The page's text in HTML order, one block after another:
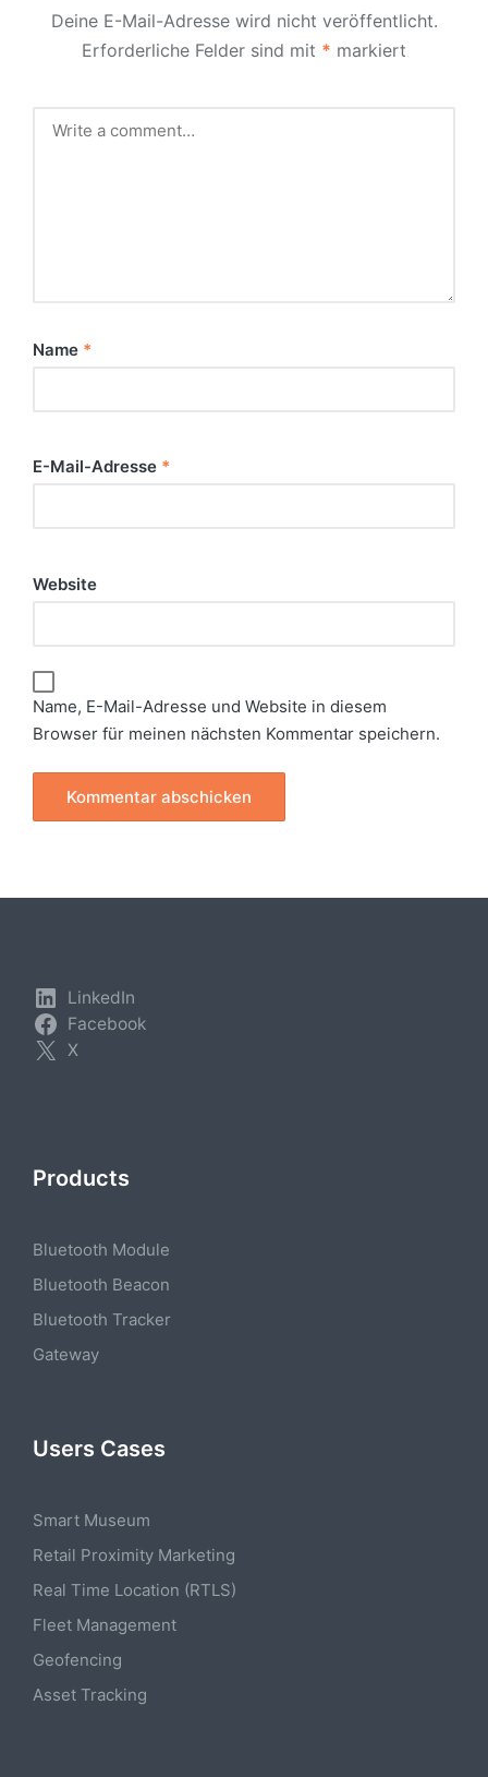
Deine E-Mail-Adresse wird nicht veröffentlicht.
Erforderliche Felder sind mit * markiert
Name *
E-Mail-Adresse *
Website
Name, E-Mail-Adresse und Website in diesem
Browser für meinen nächsten Kommentar speichern.
LinkedIn
Facebook
X
Products
Bluetooth Module
Bluetooth Beacon
Bluetooth Tracker
Gateway
Users Cases
Smart Museum
Retail Proximity Marketing
Real Time Location (RTLS)
Fleet Management
Geofencing
Asset Tracking